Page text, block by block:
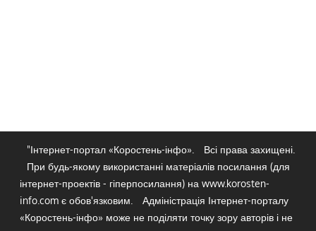
"Інтернет-портал «Коростень-інфо».
Всі права захищені.
При будь-якому використанні матеріалів посилання (для
інтернет-проектів - гіперпосилання) на www.korosten-
info.com є обов'язковим.
Адміністрація Інтернет-порталу
«Коростень-інфо» може не поділяти точку зору авторів і не